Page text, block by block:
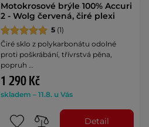
Motokrosové brýle 100% Accuri
2 - Wolg červená, čiré plexi
5 (1)
Čiré sklo z polykarbonátu odolné
proti poškrábání, třívrstvá pěna,
popruh …
1 290 Kč
skladem – 11.8. u Vás
Detail